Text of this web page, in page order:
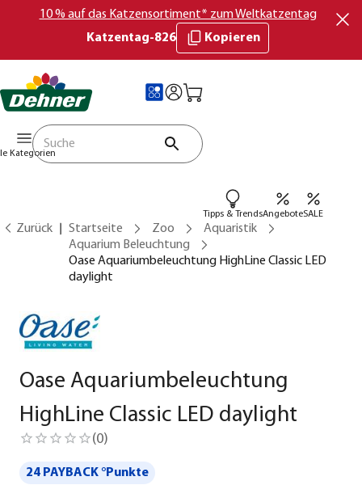
10 % auf das Katzensortiment* zum Weltkatzentag
Katzentag-826
Kopieren
Kategorien
Tipps & TrendsAngeboteSALE
Zurück Startseite Zoo
Aquaristik
Aquarium Beleuchtung
Oase Aquariumbeleuchtung HighLine Classic LED
daylight
Oase Aquariumbeleuchtung
HighLine Classic LED daylight
(0)
24 PAYBACK °Punkte